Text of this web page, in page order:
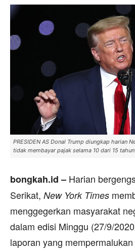
PRESIDEN AS Donal Trump diungkap harian
tidak membayar pajak selama 10 dari 15
bongkah.id – Harian
Serikat, New York Times
menggegerkan masyarakat
dalam edisi Minggu (27/9/
laporan yang